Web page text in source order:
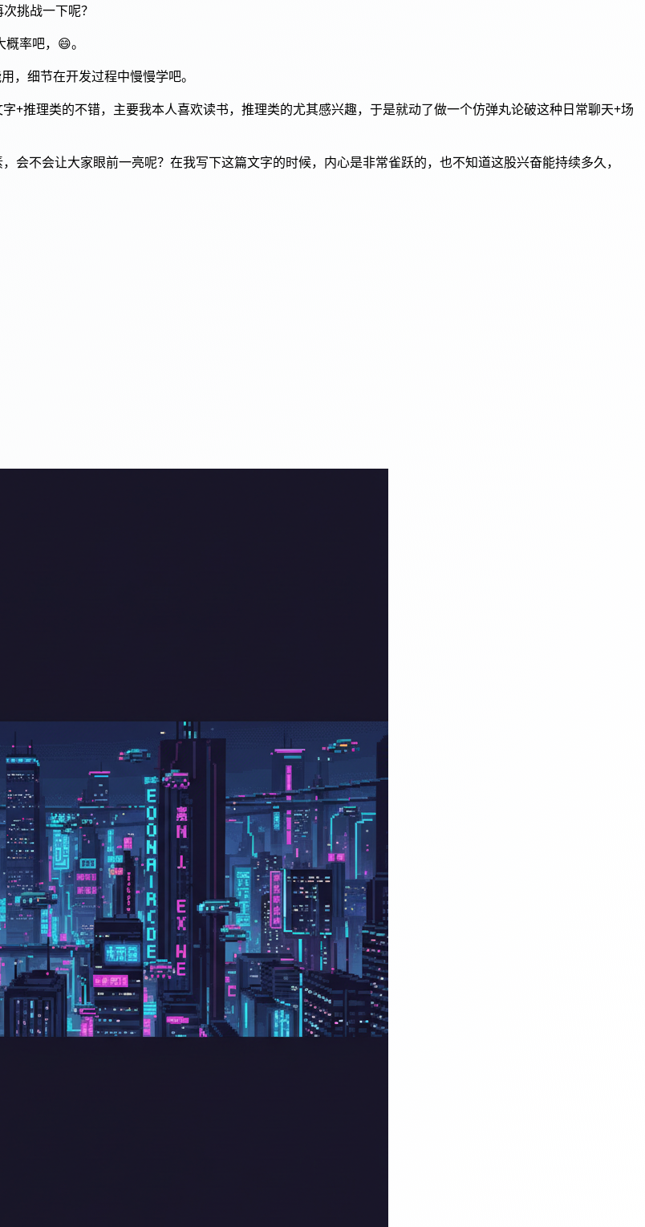
挑战一下呢？
率吧，😄。
，细节在开发过程中慢慢学吧。
+推理类的不错，主要我本人喜欢读书，推理类的尤其感兴趣，于是就动了做一个仿弹丸论破这种日常聊天+场
不会让大家眼前一亮呢？在我写下这篇文字的时候，内心是非常雀跃的，也不知道这股兴奋能持续多久，